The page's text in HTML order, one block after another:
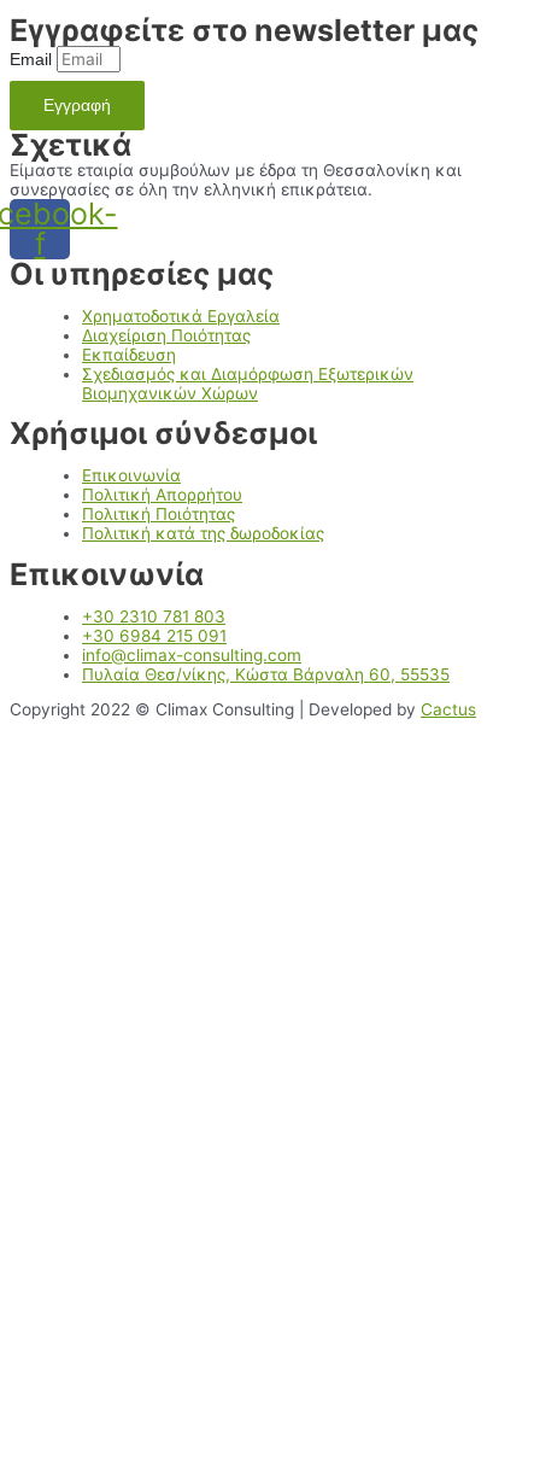
Εγγραφείτε στο newsletter μας
Email
Εγγραφή
Σχετικά
Είμαστε εταιρία συμβούλων με έδρα τη Θεσσαλονίκη και
συνεργασίες σε όλη την ελληνική επικράτεια.
f
Οι υπηρεσίες μας
Χρηματοδοτικά Εργαλεία
Διαχείριση Ποιότητας
Εκπαίδευση
Σχεδιασμός και Διαμόρφωση Εξωτερικών
Βιομηχανικών Χώρων
Χρήσιμοι σύνδεσμοι
Επικοινωνία
Πολιτική Απορρήτου
Πολιτική Ποιότητας
Πολιτική κατά της δωροδοκίας
Επικοινωνία
+30 2310 781 803
+30 6984 215 091
info@climax-consulting.com
Πυλαία Θεσ/νίκης, Κώστα Βάρναλη 60, 55535
Copyright 2022 © Climax Consulting | Developed by Cactus